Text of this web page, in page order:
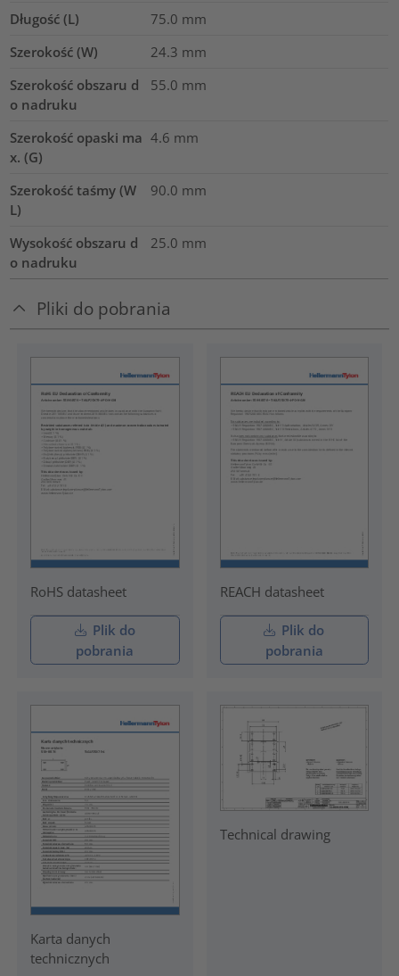
Długość (L) 75.0 mm
Szerokość (W)
24.3 mm
Szerokość obszaru d
o nadruku
55.0 mm
Szerokość opaski ma
x. (G)
4.6 mm
Szerokość taśmy (W
L)
90.0 mm
Wysokość obszaru d
o nadruku
25.0 mm
Pliki do pobrania
RoHS datasheet
Plik do
pobrania
REACH datasheet
Plik do
pobrania
Karta danych
technicznych
Technical drawing